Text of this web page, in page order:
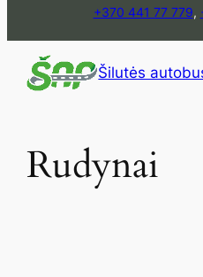
+370 441 77 779,
Šilutės
Rudynai